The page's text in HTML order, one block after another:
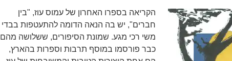
הקריאה בספרו האחרון של עמוס עוז, "בין
חברים", יש בה הנאה הדומה להתעטפות בבדי
משי רכי מגע. שמונת הסיפורים, ששלושה מהם
כבר פורסמו במוסף תרבות וספרות בהארץ,